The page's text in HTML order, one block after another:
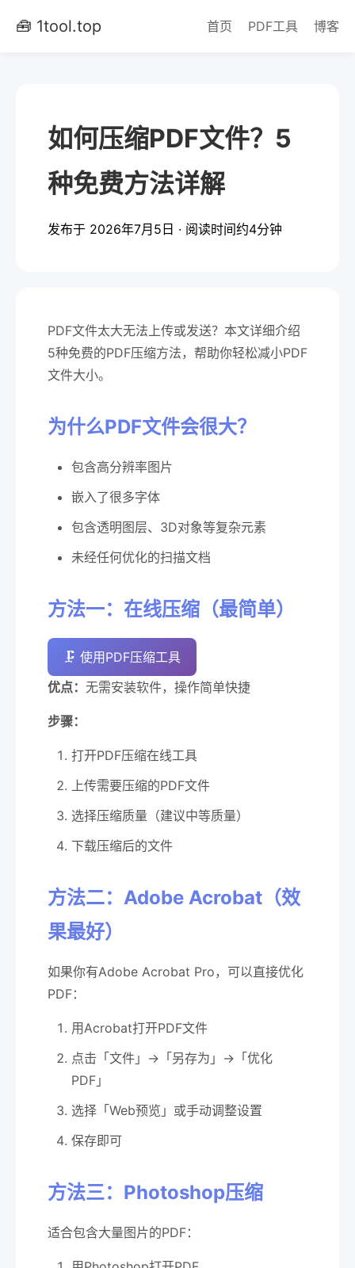
🧰 1tool.top 首页 PDF工具 博客
如何压缩PDF文件？5
种免费方法详解
发布于 2026年7月5日 · 阅读时间约4分钟
PDF文件太大无法上传或发送？本文详细介绍
5种免费的PDF压缩方法，帮助你轻松减小PDF
文件大小。
为什么PDF文件会很大？
包含高分辨率图片
嵌入了很多字体
包含透明图层、3D对象等复杂元素
未经任何优化的扫描文档
方法一：在线压缩（最简单）
🗜️ 使用PDF压缩工具
优点： 无需安装软件，操作简单快捷
步骤：
打开PDF压缩在线工具
上传需要压缩的PDF文件
选择压缩质量（建议中等质量）
下载压缩后的文件
方法二：Adobe Acrobat（效
果最好）
如果你有Adobe Acrobat Pro，可以直接优化
PDF：
用Acrobat打开PDF文件
点击「文件」→「另存为」→「优化
PDF」
选择「Web预览」或手动调整设置
保存即可
方法三：Photoshop压缩
适合包含大量图片的PDF：